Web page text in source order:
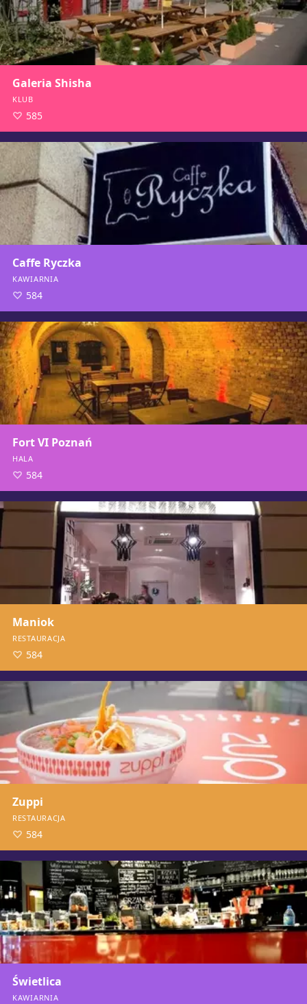
Galeria Shisha
KLUB
585
Caffe Ryczka
KAWIARNIA
584
Fort VI Poznań
HALA
584
Maniok
RESTAURACJA
584
Zuppi
RESTAURACJA
584
Świetlica
KAWIARNIA